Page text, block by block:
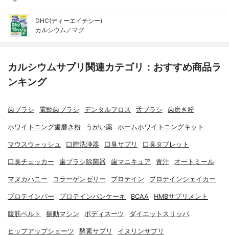
DHC(ディーエイチシー)
カルシウム／マグ
カルシウムサプリ関連カテゴリ：おすすめ商品ラ
ンキング
歯ブラシ 電動歯ブラシ デンタルフロス 舌ブラシ 歯磨き粉
ホワイトニング歯磨き粉 うがい薬 ホームホワイトニングキット
マウスウォッシュ 口腔洗浄器 口臭サプリ 口臭タブレット
口臭チェッカー 歯ブラシ除菌器 歯マニキュア 青汁 オートミール
マヌカハニー コラーゲンゼリー プロテイン プロテインシェイカー
プロテインバー プロテインパンケーキ BCAA HMBサプリメント
腹筋ベルト 振動マシン ボディスーツ ダイエットスリッパ
ヒップアップショーツ 酵素サプリ イヌリンサプリ